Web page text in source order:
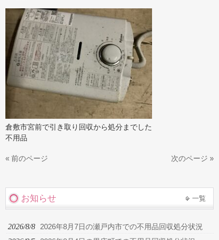
倉敷市宮前で引き取り回収から処分までした
不用品
« 前のページ 次のページ »
お知らせ 一覧
2026/8/8 2026年8月7日の瀬戸内市での不用品回収処分状況